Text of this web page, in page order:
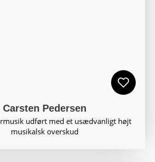
Carsten Pedersen
udført med et usædvanligt højt
musikalsk overskud